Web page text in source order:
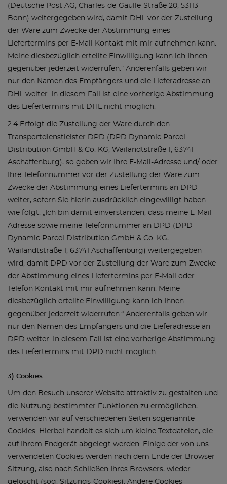
(Deutsche Post AG, Charles-de-Gaulle-Straße 20, 53113
Bonn) weitergegeben wird, damit DHL vor der Zustellung
der Ware zum Zwecke der Abstimmung eines
Liefertermins per E-Mail Kontakt mit mir aufnehmen kann.
Meine diesbezüglich erteilte Einwilligung kann ich Ihnen
gegenüber jederzeit widerrufen.“ Anderenfalls geben wir
nur den Namen des Empfängers und die Lieferadresse an
DHL weiter. In diesem Fall ist eine vorherige Abstimmung
des Liefertermins mit DHL nicht möglich.
2.4 Erfolgt die Zustellung der Ware durch den
Transportdienstleister DPD (DPD Dynamic Parcel
Distribution GmbH & Co. KG, Wailandtstraße 1, 63741
Aschaffenburg), so geben wir Ihre E-Mail-Adresse und/ oder
Ihre Telefonnummer vor der Zustellung der Ware zum
Zwecke der Abstimmung eines Liefertermins an DPD
weiter, sofern Sie hierin ausdrücklich eingewilligt haben
wie folgt: „Ich bin damit einverstanden, dass meine E-Mail-
Adresse sowie meine Telefonnummer an DPD (DPD
Dynamic Parcel Distribution GmbH & Co. KG,
Wailandtstraße 1, 63741 Aschaffenburg) weitergegeben
wird, damit DPD vor der Zustellung der Ware zum Zwecke
der Abstimmung eines Liefertermins per E-Mail oder
Telefon Kontakt mit mir aufnehmen kann. Meine
diesbezüglich erteilte Einwilligung kann ich Ihnen
gegenüber jederzeit widerrufen.“ Anderenfalls geben wir
nur den Namen des Empfängers und die Lieferadresse an
DPD weiter. In diesem Fall ist eine vorherige Abstimmung
des Liefertermins mit DPD nicht möglich.
3) Cookies
Um den Besuch unserer Website attraktiv zu gestalten und
die Nutzung bestimmter Funktionen zu ermöglichen,
verwenden wir auf verschiedenen Seiten sogenannte
Cookies. Hierbei handelt es sich um kleine Textdateien, die
auf Ihrem Endgerät abgelegt werden. Einige der von uns
verwendeten Cookies werden nach dem Ende der Browser-
Sitzung, also nach Schließen Ihres Browsers, wieder
gelöscht (sog. Sitzungs-Cookies). Andere Cookies